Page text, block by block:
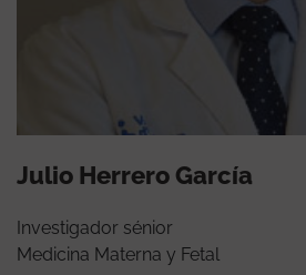
Julio Herrero García
Investigador sénior
Medicina Materna y Fetal